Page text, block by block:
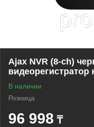
Ajax NVR (8-ch)
видеорегистратор
В наличии
Розница
96 998 ₸